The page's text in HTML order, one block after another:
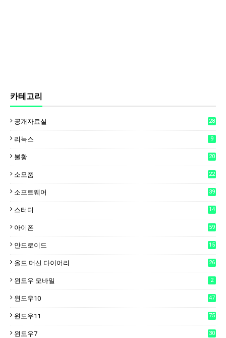
카테고리
공개자료실 28
리눅스 9
불황 20
소모품 22
소프트웨어 39
스터디 14
아이폰 59
안드로이드
15
올드 머신 다이어리 26
윈도우 모바일 2
윈도우10 47
윈도우11 75
윈도우7 30